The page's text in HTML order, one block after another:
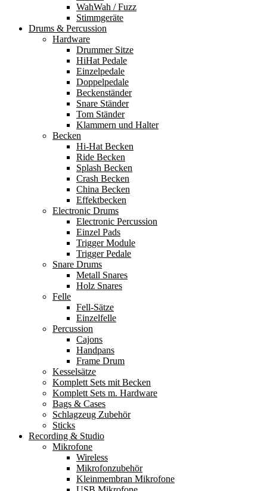
WahWah / Fuzz
Stimmgeräte
Drums & Percussion
Hardware
Drummer Sitze
HiHat Pedale
Einzelpedale
Doppelpedale
Beckenständer
Snare Ständer
Tom Ständer
Klammern und Halter
Becken
Hi-Hat Becken
Ride Becken
Splash Becken
Crash Becken
China Becken
Effektbecken
Electronic Drums
Electronic Percussion
Einzel Pads
Trigger Module
Trigger Pedale
Snare Drums
Metall Snares
Holz Snares
Felle
Fell-Sätze
Einzelfelle
Percussion
Cajons
Handpans
Frame Drum
Kesselsätze
Komplett Sets mit Becken
Komplett Sets m. Hardware
Bags & Cases
Schlagzeug Zubehör
Sticks
Recording & Studio
Mikrofone
Wireless
Mikrofonzubehör
Kleinmembran Mikrofone